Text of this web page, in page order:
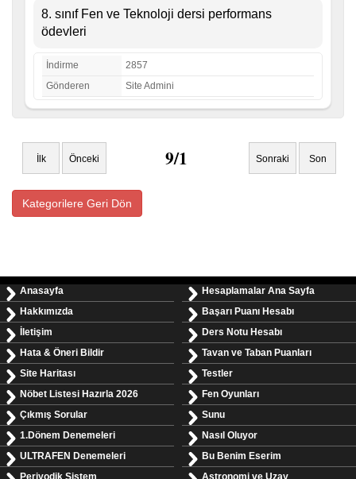
8. sınıf Fen ve Teknoloji dersi performans
ödevleri
İndirme
2857
Gönderen
Site Admini
İlk Önceki 9/1 Sonraki Son
Kategorilere Geri Dön
Anasayfa
Hakkımızda
İletişim
Hata & Öneri Bildir
Site Haritası
Nöbet Listesi Hazırla 2026
Çıkmış Sorular
1.Dönem Denemeleri
ULTRAFEN Denemeleri
Periyodik Sistem
Hesaplamalar Ana Sayfa
Başarı Puanı Hesabı
Ders Notu Hesabı
Tavan ve Taban Puanları
Testler
Fen Oyunları
Sunu
Nasıl Oluyor
Bu Benim Eserim
Astronomi ve Uzay